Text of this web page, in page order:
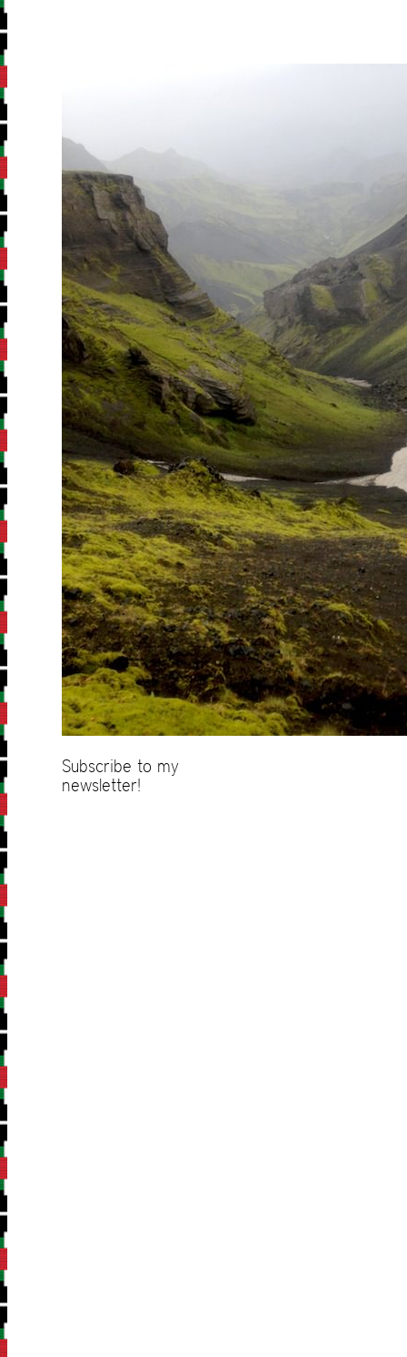
Subscribe to my
newsletter!